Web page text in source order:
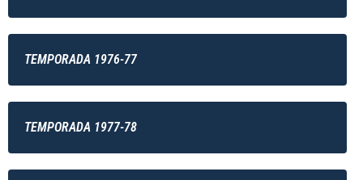
TEMPORADA 1976-77
TEMPORADA 1977-78